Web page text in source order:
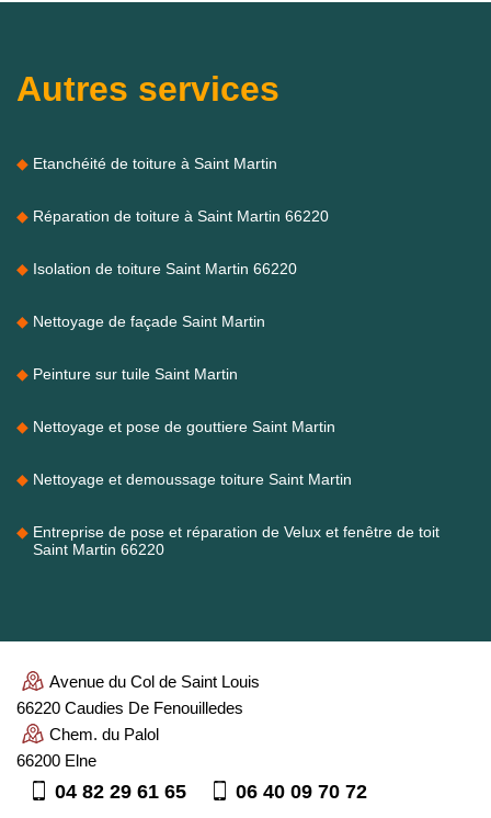
Autres services
Etanchéité de toiture à Saint Martin
Réparation de toiture à Saint Martin 66220
Isolation de toiture Saint Martin 66220
Nettoyage de façade Saint Martin
Peinture sur tuile Saint Martin
Nettoyage et pose de gouttiere Saint Martin
Nettoyage et demoussage toiture Saint Martin
Entreprise de pose et réparation de Velux et fenêtre de toit
Saint Martin 66220
Avenue du Col de Saint Louis
66220 Caudies De Fenouilledes
Chem. du Palol
66200 Elne
04 82 29 61 65 06 40 09 70 72